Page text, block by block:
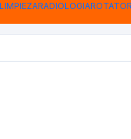
RADIOLOGIA